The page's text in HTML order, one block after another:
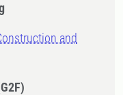
and